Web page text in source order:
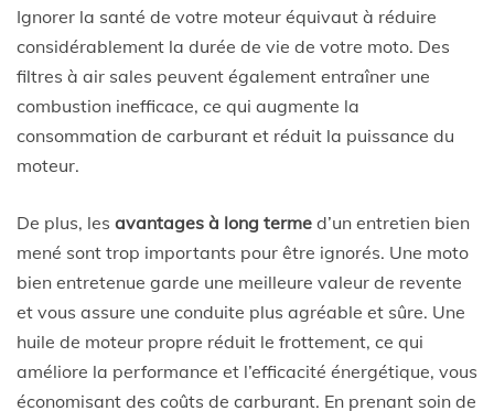
Ignorer la santé de votre moteur équivaut à réduire
considérablement la durée de vie de votre moto. Des
filtres à air sales peuvent également entraîner une
combustion inefficace, ce qui augmente la
consommation de carburant et réduit la puissance du
moteur.
De plus, les avantages à long terme d’un entretien bien
mené sont trop importants pour être ignorés. Une moto
bien entretenue garde une meilleure valeur de revente
et vous assure une conduite plus agréable et sûre. Une
huile de moteur propre réduit le frottement, ce qui
améliore la performance et l’efficacité énergétique, vous
économisant des coûts de carburant. En prenant soin de